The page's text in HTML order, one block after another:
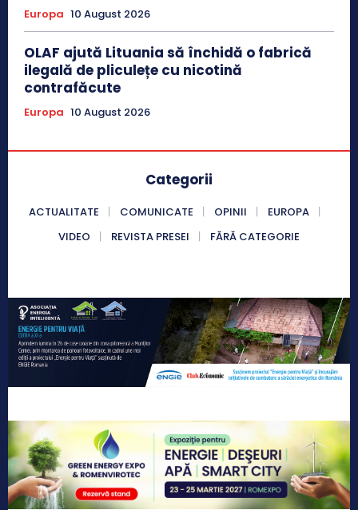
Europa 10 August 2026
OLAF ajută Lituania să închidă o fabrică
ilegală de pliculețe cu nicotină
contrafăcute
Europa 10 August 2026
Categorii
ACTUALITATE COMUNICATE OPINII
EUROPA
VIDEO
REVISTA PRESEI FĂRĂ CATEGORIE